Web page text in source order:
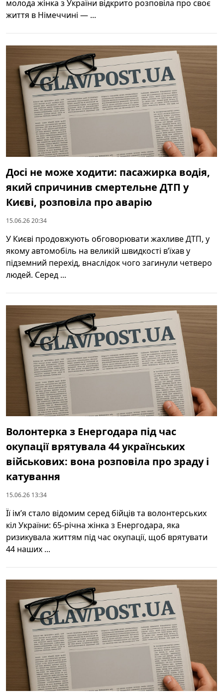
молода жінка з України відкрито розповіла про своє
життя в Німеччині — ...
Досі не може ходити: пасажирка водія,
який спричинив смертельне ДТП у
Києві, розповіла про аварію
15.06.26 20:34
У Києві продовжують обговорювати жахливе ДТП, у
якому автомобіль на великій швидкості в’їхав у
підземний перехід, внаслідок чого загинули четверо
людей. Серед ...
Волонтерка з Енергодара під час
окупації врятувала 44 українських
військових: вона розповіла про зраду і
катування
15.06.26 13:34
Її ім’я стало відомим серед бійців та волонтерських
кіл України: 65‑річна жінка з Енергодара, яка
ризикувала життям під час окупації, щоб врятувати
44 наших ...